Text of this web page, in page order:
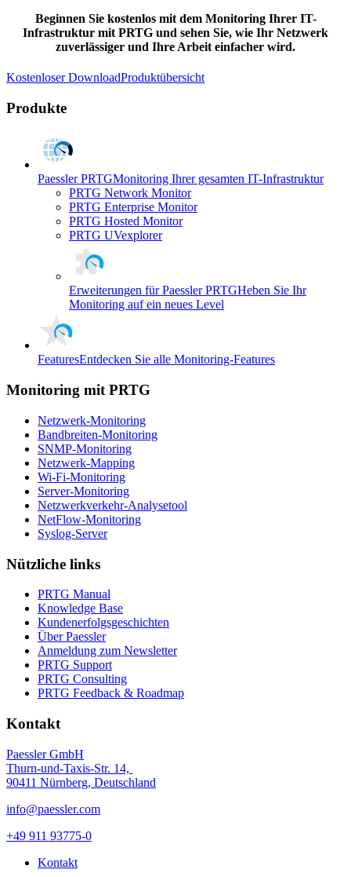
Beginnen Sie kostenlos mit dem Monitoring Ihrer IT-
Infrastruktur mit PRTG und sehen Sie, wie Ihr Netzwerk
zuverlässiger und Ihre Arbeit einfacher wird.
Kostenloser DownloadProduktübersicht
Produkte
Paessler PRTGMonitoring Ihrer gesamten IT-Infrastruktur
PRTG Network Monitor
PRTG Enterprise Monitor
PRTG Hosted Monitor
PRTG UVexplorer
Erweiterungen für Paessler PRTGHeben Sie Ihr
Monitoring auf ein neues Level
FeaturesEntdecken Sie alle Monitoring-Features
Monitoring mit PRTG
Netzwerk-Monitoring
Bandbreiten-Monitoring
SNMP-Monitoring
Netzwerk-Mapping
Wi-Fi-Monitoring
Server-Monitoring
Netzwerkverkehr-Analysetool
NetFlow-Monitoring
Syslog-Server
Nützliche links
PRTG Manual
Knowledge Base
Kundenerfolgsgeschichten
Über Paessler
Anmeldung zum Newsletter
PRTG Support
PRTG Consulting
PRTG Feedback & Roadmap
Kontakt
Paessler GmbH
Thurn-und-Taxis-Str. 14,
90411 Nürnberg, Deutschland
info@paessler.com
+49 911 93775-0
Kontakt